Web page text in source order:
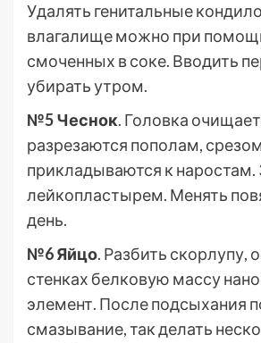
Удалять генитальные
влагалище можно при
смоченных в соке. Вводить
убирать утром.
№5 Чеснок. Головка
разрезаются пополам, срезом
прикладываются к наростам.
лейкопластырем. Менять
день.
№6 Яйцо. Разбить скорлупу,
стенках белковую массу
элемент. После подсыхания
смазывание, так делать